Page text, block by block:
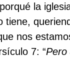
la
tiene,
nos
7: “Pero